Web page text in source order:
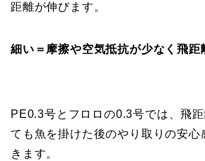
距離が伸びます。
細い＝摩擦や空気抵抗が少なく飛距
PE0.3号とフロロの0.3号では、飛
ても魚を掛けた後のやり取りの安心
きます。